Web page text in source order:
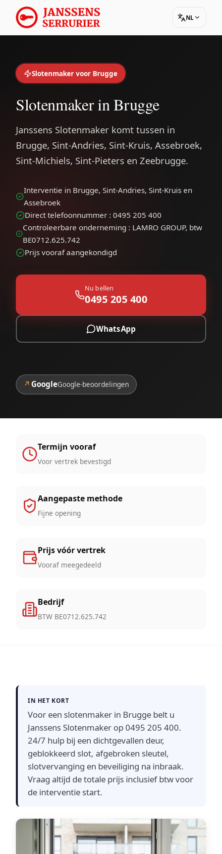
NL
Slotenmaker voor Brugge
Slotenmaker in Brugge
Janssens Slotenmaker komt tussen in
Brugge, Sint-Andries, Sint-Kruis, Assebroek,
Sint-Michiels, Sint-Pieters en Zeebrugge.
Interventie in Brugge, Sint-Andries, Sint-Kruis en
Assebroek
Direct telefoonnummer : 0495 205 400
Controleerbare onderneming : LAMRO GROUP, btw
BE0712.625.742
Prijs vooraf aangekondigd
Nu bellen
0495 205 400
WhatsApp
↗ GoogleGoogle-beoordelingen
Termijn vooraf
Voor vertrek bevestigd
Aangepaste methode
Fijne opening
Prijs vóór vertrek
Vooraf meegedeeld
Bedrijf
BTW BE0712.625.742
IN HET KORT
Voor een slotenmaker in Brugge belt u
Janssens Slotenmaker op 0495 205 400.
24/7 hulp bij een dichtgevallen deur,
geblokkeerd slot, afgebroken sleutel,
slotvervanging en beveiliging na inbraak.
Vraag altijd de totale prijs inclusief btw voor
de interventie start.